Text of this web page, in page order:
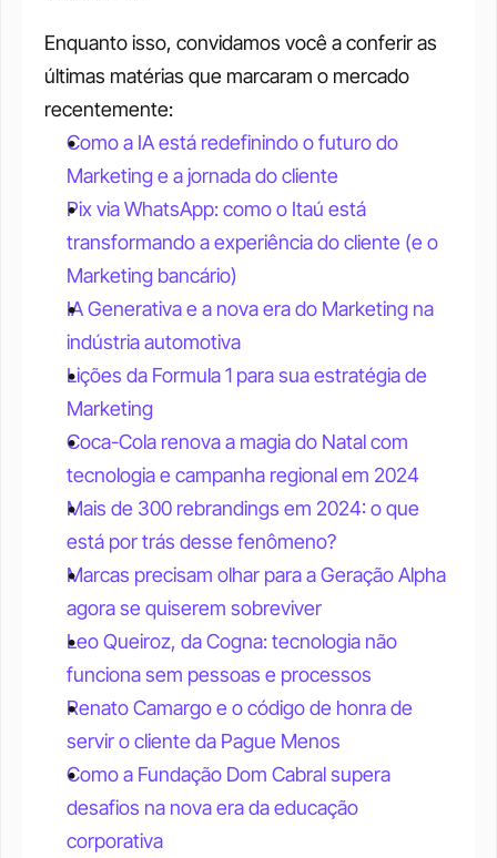
Enquanto isso, convidamos você a conferir as
últimas matérias que marcaram o mercado
recentemente:
Como a IA está redefinindo o futuro do
Marketing e a jornada do cliente
Pix via WhatsApp: como o Itaú está
transformando a experiência do cliente (e o
Marketing bancário)
IA Generativa e a nova era do Marketing na
indústria automotiva
Lições da Formula 1 para sua estratégia de
Marketing
Coca-Cola renova a magia do Natal com
tecnologia e campanha regional em 2024
Mais de 300 rebrandings em 2024: o que
está por trás desse fenômeno?
Marcas precisam olhar para a Geração Alpha
agora se quiserem sobreviver
Leo Queiroz, da Cogna: tecnologia não
funciona sem pessoas e processos
Renato Camargo e o código de honra de
servir o cliente da Pague Menos
Como a Fundação Dom Cabral supera
desafios na nova era da educação
corporativa